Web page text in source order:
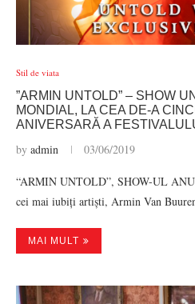
Stil de viata
”ARMIN UNTOLD” – SHOW
MONDIAL, LA CEA DE-A
ANIVERSARĂ A
by admin 03/06/2019
“ARMIN UNTOLD”, SHOW-UL
cei mai iubiți artiști, Armin Van
MAI MULT